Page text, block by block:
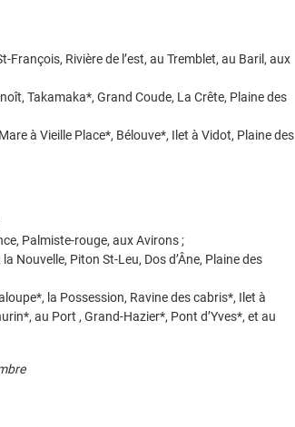
François, Rivière de l’est, au Tremblet, au Baril, aux
Takamaka*, Grand Coude, La Crête, Plaine des
à Vieille Place*, Bélouve*, Ilet à Vidot, Plaine des
Palmiste-rouge, aux Avirons ;
Nouvelle, Piton St-Leu, Dos d’Âne, Plaine des
la Possession, Ravine des cabris*, Ilet à
au Port , Grand-Hazier*, Pont d’Yves*, et au